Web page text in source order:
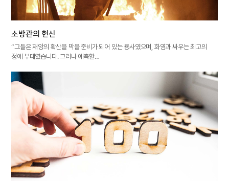
소방관의 헌신
“그들은 재앙의 확산을 막을 준비가 되어 있는 용사였으며, 화염과 싸우는 최고의
정예 부대였습니다. 그러나 예측할…